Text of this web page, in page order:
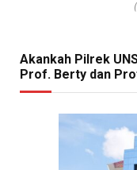
Akankah Pilrek
Prof. Berty dan